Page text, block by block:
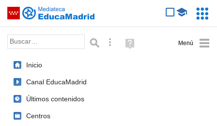
Saltar navegación
Palabra o frase: Búsqueda avanzada
Ayuda
(en
Inicio
Canal EducaMadrid
Últimos contenidos
Centros